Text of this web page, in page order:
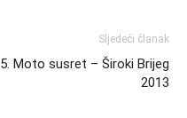
Sljedeći članak
5. Moto susret – Široki Brijeg
2013